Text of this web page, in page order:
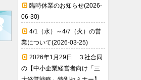
臨時休業のお知らせ(2026-
06-30)
4/1（水）～4/7（火）の営
業について(2026-03-25)
2026年1月29日 ３社合同
の【中小企業経営者向け「三